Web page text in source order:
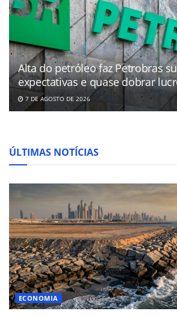
Alta do petróleo faz Petrobras
expectativas e quase dobrar
7 DE AGOSTO DE 2026
ÚLTIMAS NOTÍCIAS
ECONOMIA